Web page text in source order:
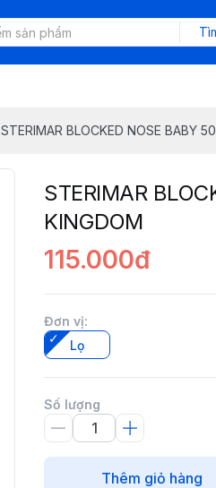
STERIMAR BLOCKED NOSE BABY
STERIMAR
KINGDOM
115.000đ
Đơn vị:
Lọ
Số lượng
Thêm giỏ hàng